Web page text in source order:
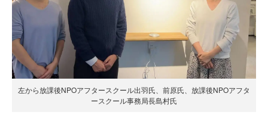
左から放課後NPOアフタースクール出羽氏、前原氏、放課後NPOアフタ
ースクール事務局長島村氏